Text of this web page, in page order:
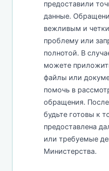
предоставили
данные.
вежливым и
проблему или
полнотой. В
можете
файлы или
помочь в
обращения.
будьте готовы к
предоставлена
или требуемые
Министерства.